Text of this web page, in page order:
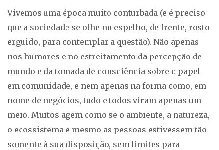
Vivemos uma época muito conturbada (e é preciso
que a sociedade se olhe no espelho, de frente, rosto
erguido, para contemplar a questão). Não apenas
nos humores e no estreitamento da percepção de
mundo e da tomada de consciência sobre o papel
em comunidade, e nem apenas na forma como, em
nome de negócios, tudo e todos viram apenas um
meio. Muitos agem como se o ambiente, a natureza,
o ecossistema e mesmo as pessoas estivessem tão
somente à sua disposição, sem limites para